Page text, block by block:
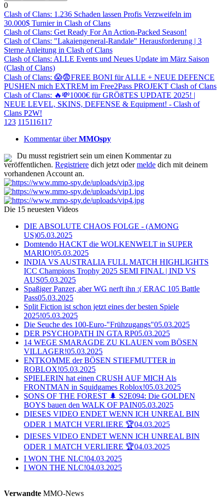
0
Clash of Clans: 1.236 Schaden lassen Profis Verzweifeln im
30.000$ Turnier in Clash of Clans
Clash of Clans: Get Ready For An Action-Packed Season!
Clash of Clans: "Lakaiengeneral-Randale" Herausforderung | 3
Sterne Anleitung in Clash of Clans
Clash of Clans: ALLE Events und Neues Update im März Saison
(Clash of Clans)
Clash of Clans: 😱😨FREE BONI für ALLE + NEUE DEFENCE
PUSHEN mich EXTREM im Free2Pass PROJEKT Clash of Clans
Clash of Clans: 🔥💸1000€ für GRÖßTES UPDATE 2025! |
NEUE LEVEL, SKINS, DEFENSE & Equipment! - Clash of
Clans P2W!
1 23 115116117
Kommentar überMMOspy
Du musst registriert sein um einen Kommentar zu
veröffentlichen. Registriere dich jetzt odermelde dich mit deinem
vorhandenen Account an.
Die 15 neuesten Videos
DIE ABSOLUTE CHAOS FOLGE - (AMONG
US)05.03.2025
Domtendo HACKT die WOLKENWELT in SUPER
MARIO!05.03.2025
INDIA VS AUSTRALIA FULL MATCH HIGHLIGHTS
ICC Champions Trophy 2025 SEMI FINAL | IND VS
AUS05.03.2025
Spaßiger Panzer, aber WG nerft ihn :( ERAC 105 Battle
Pass05.03.2025
Split Fiction ist schon jetzt eines der besten Spiele
2025!05.03.2025
Die Seuche des 100-Euro-"Frühzugangs"05.03.2025
DER PSYCHOPATH IN GTA RP05.03.2025
14 WEGE SMARAGDE ZU KLAUEN vom BÖSEN
VILLAGER!05.03.2025
ENTKOMME der BÖSEN STIEFMUTTER in
ROBLOX!05.03.2025
SPIELERIN hat einen CRUSH AUF MICH Als
FRONTMAN in Squidgames Roblox!05.03.2025
SONS OF THE FOREST 🌲 S2E094: Die GOLDEN
BOYS bauen den WALK OF PAIN05.03.2025
DIESES VIDEO ENDET WENN ICH UNREAL BIN
ODER 1 MATCH VERLIERE 🏆04.03.2025
DIESES VIDEO ENDET WENN ICH UNREAL BIN
ODER 1 MATCH VERLIERE 🏆04.03.2025
I WON THE NLC!04.03.2025
I WON THE NLC!04.03.2025
Verwandte MMO-News